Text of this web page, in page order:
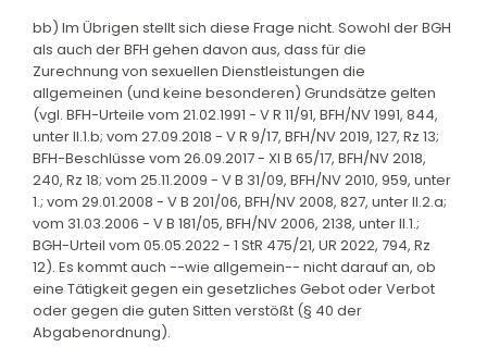
bb) Im Übrigen stellt sich diese Frage nicht. Sowohl der BGH
als auch der BFH gehen davon aus, dass für die
Zurechnung von sexuellen Dienstleistungen die
allgemeinen (und keine besonderen) Grundsätze gelten
(vgl. BFH-Urteile vom 21.02.1991 - V R 11/91, BFH/NV 1991, 844,
unter II.1.b; vom 27.09.2018 - V R 9/17, BFH/NV 2019, 127, Rz 13;
BFH-Beschlüsse vom 26.09.2017 - XI B 65/17, BFH/NV 2018,
240, Rz 18; vom 25.11.2009 - V B 31/09, BFH/NV 2010, 959, unter
1.; vom 29.01.2008 - V B 201/06, BFH/NV 2008, 827, unter II.2.a;
vom 31.03.2006 - V B 181/05, BFH/NV 2006, 2138, unter II.1.;
BGH-Urteil vom 05.05.2022 - 1 StR 475/21, UR 2022, 794, Rz
12). Es kommt auch --wie allgemein-- nicht darauf an, ob
eine Tätigkeit gegen ein gesetzliches Gebot oder Verbot
oder gegen die guten Sitten verstößt (§ 40 der
Abgabenordnung).